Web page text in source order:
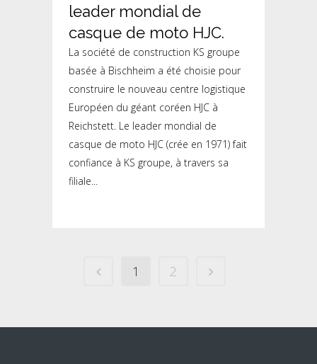
leader mondial de
casque de moto HJC.
La société de construction KS groupe
basée à Bischheim a été choisie pour
construire le nouveau centre logistique
Européen du géant coréen HJC à
Reichstett. Le leader mondial de
casque de moto HJC (crée en 1971) fait
confiance à KS groupe, à travers sa
filiale...
1 2